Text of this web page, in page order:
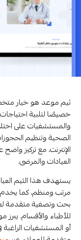
ثيم موعد هو خيار
خصيصًا لتلبية احتياجات
والمستشفيات على
الصحية وتنظيم
الإنترنت، مع تركيز
العيادات والمرضى.
يستهدف هذا الثيم
مرتب ومنظم، كما يخدم
بحث وتصفية متقدمة
للأطباء والأقسام.
أو المستشفيات